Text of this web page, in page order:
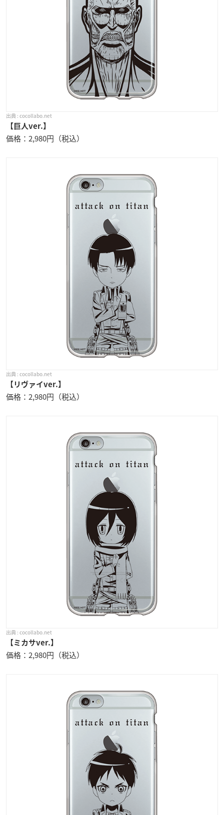
cocollabo.net
【巨人ver.】
価格：2,980円（税込）
cocollabo.net
【リヴァイver.】
価格：2,980円（税込）
cocollabo.net
【ミカサver.】
価格：2,980円（税込）